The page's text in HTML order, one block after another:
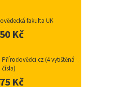
fakulta UK
Kč
(4 vytištěná
čísla)
Kč